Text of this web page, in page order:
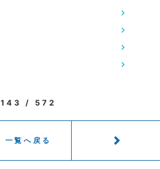
143 / 572
一覧へ戻る